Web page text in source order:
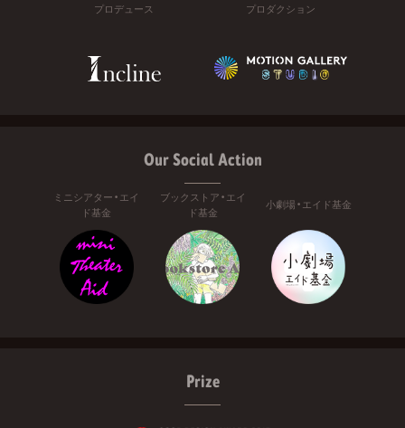
プロデュース プロダクション
Our Social Action
ミニシアター・エイ
ド基金
ブックストア・エイ
ド基金
小劇場・エイド基金
Prize